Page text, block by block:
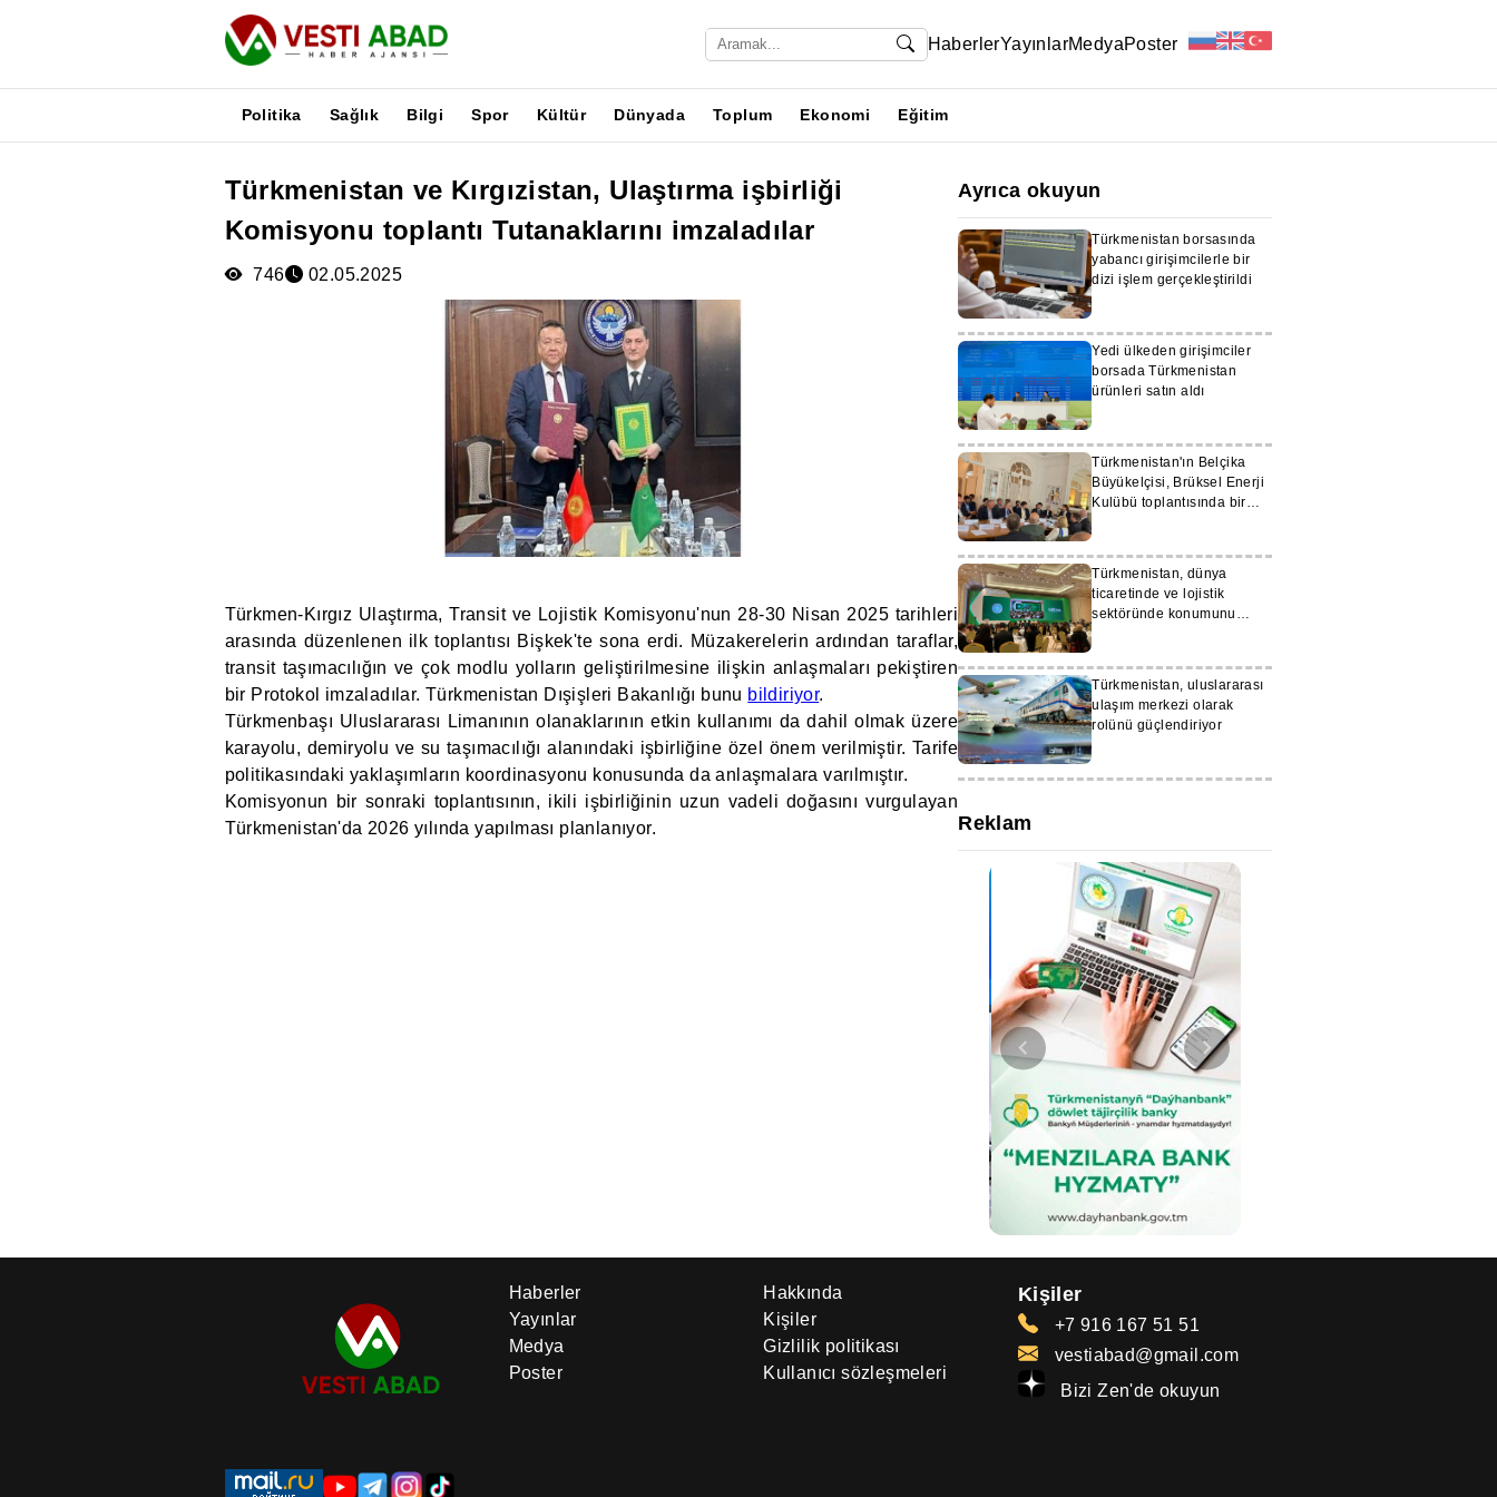
HaberlerYayınlarMedyaPoster
Politika Sağlık Bilgi Spor Kültür Dünyada Toplum Ekonomi Eğitim
Türkmenistan ve Kırgızistan, Ulaştırma işbirliği
Komisyonu toplantı Tutanaklarını imzaladılar
746 02.05.2025
Türkmen-Kırgız Ulaştırma, Transit ve Lojistik Komisyonu'nun 28-30 Nisan 2025 tarihleri
arasında düzenlenen ilk toplantısı Bişkek'te sona erdi. Müzakerelerin ardından taraflar,
transit taşımacılığın ve çok modlu yolların geliştirilmesine ilişkin anlaşmaları pekiştiren
bir Protokol imzaladılar. Türkmenistan Dışişleri Bakanlığı bunu bildiriyor.
Türkmenbaşı Uluslararası Limanının olanaklarının etkin kullanımı da dahil olmak üzere
karayolu, demiryolu ve su taşımacılığı alanındaki işbirliğine özel önem verilmiştir. Tarife
politikasındaki yaklaşımların koordinasyonu konusunda da anlaşmalara varılmıştır.
Komisyonun bir sonraki toplantısının, ikili işbirliğinin uzun vadeli doğasını vurgulayan
Türkmenistan'da 2026 yılında yapılması planlanıyor.
Ayrıca okuyun
Türkmenistan borsasında
yabancı girişimcilerle bir
dizi işlem gerçekleştirildi
Yedi ülkeden girişimciler
borsada Türkmenistan
ürünleri satın aldı
Türkmenistan'ın Belçika
Büyükelçisi, Brüksel Enerji
Kulübü toplantısında bir
Türkmenistan, dünya
ticaretinde ve lojistik
sektöründe konumunu
Türkmenistan, uluslararası
ulaşım merkezi olarak
rolünü güçlendiriyor
Reklam
Haberler
Yayınlar
Medya
Poster
Hakkında
Kişiler
Gizlilik politikası
Kullanıcı sözleşmeleri
Kişiler
+7 916 167 51 51
vestiabad@gmail.com
Bizi Zen'de okuyun